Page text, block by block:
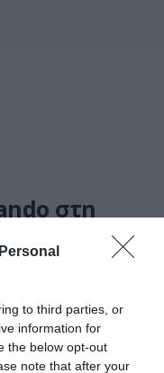
to third parties, or
information for
the below opt-out
note that after your
στη